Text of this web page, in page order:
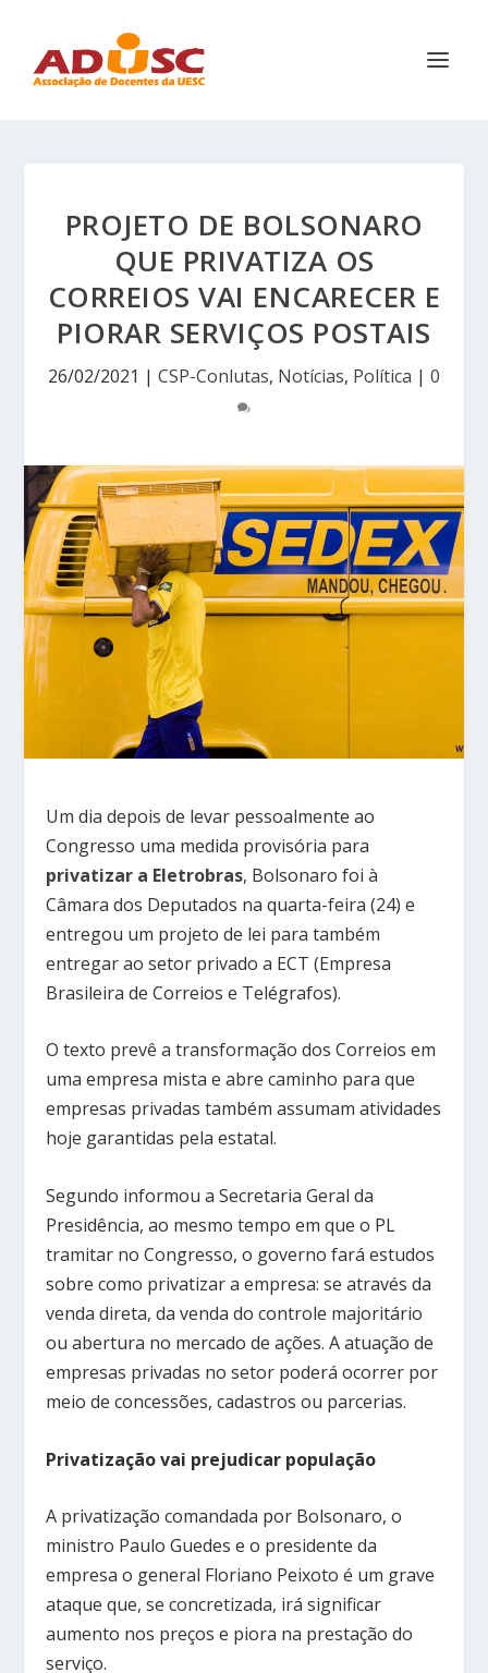
PROJETO DE BOLSONARO
QUE PRIVATIZA OS
CORREIOS VAI ENCARECER E
PIORAR SERVIÇOS POSTAIS
26/02/2021 | CSP-Conlutas, Notícias, Política | 0
Um dia depois de levar pessoalmente ao
Congresso uma medida provisória para
privatizar a Eletrobras, Bolsonaro foi à
Câmara dos Deputados na quarta-feira (24) e
entregou um projeto de lei para também
entregar ao setor privado a ECT (Empresa
Brasileira de Correios e Telégrafos).
O texto prevê a transformação dos Correios em
uma empresa mista e abre caminho para que
empresas privadas também assumam atividades
hoje garantidas pela estatal.
Segundo informou a Secretaria Geral da
Presidência, ao mesmo tempo em que o PL
tramitar no Congresso, o governo fará estudos
sobre como privatizar a empresa: se através da
venda direta, da venda do controle majoritário
ou abertura no mercado de ações. A atuação de
empresas privadas no setor poderá ocorrer por
meio de concessões, cadastros ou parcerias.
Privatização vai prejudicar população
A privatização comandada por Bolsonaro, o
ministro Paulo Guedes e o presidente da
empresa o general Floriano Peixoto é um grave
ataque que, se concretizada, irá significar
aumento nos preços e piora na prestação do
serviço.